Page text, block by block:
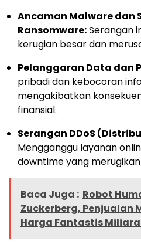
Ancaman Malware dan
Ransomware:Serangan
kerugian besar dan
Pelanggaran Data dan
pribadi dan kebocoran
mengakibatkan
finansial.
Serangan DDoS
Mengganggu layanan
downtime yang merugikan
Baca Juga : Robot
Zuckerberg, Penjualan
Harga Fantastis